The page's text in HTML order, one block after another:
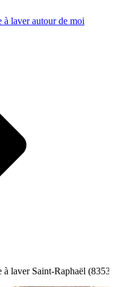
à laver autour de moi
laver Saint-Raphaël